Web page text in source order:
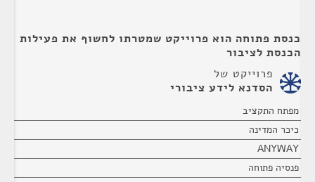
כנסת פתוחה הוא פרוייקט שמטרתו לחשוף את פעילות
הכנסת לציבור
פרוייקט של
הסדנא לידע ציבורי
מפתח התקציב
כיכר המדינה
ANYWAY
פנסיה פתוחה